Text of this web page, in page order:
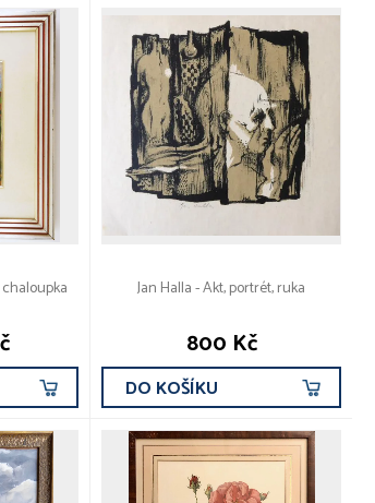
Jan Halla - Akt, portrét, ruka
800 Kč
DO KOŠÍKU